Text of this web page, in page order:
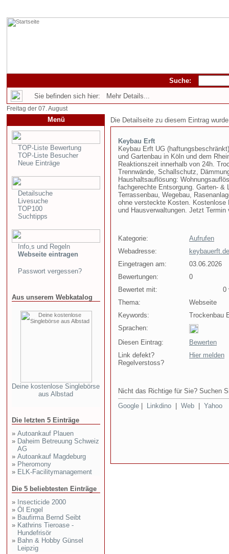
Suche:
Sie befinden sich hier: Mehr Details...
Freitag der 07. August
Menü
TOP-Liste Bewertung
TOP-Liste Besucher
Neue Einträge
Detailsuche
Livesuche
TOP100
Suchtipps
Info,s und Regeln
Webseite eintragen
Passwort vergessen?
Aus unserem Webkatalog
Deine kostenlose Singlebörse
aus Albstad
Die letzten 5 Einträge
» Autoankauf Plauen
» Daheim Betreuung Schweiz
AG
» Autoankauf Magdeburg
» Pheromony
» ELK-Facilitymanagement
Die 5 beliebtesten Einträge
» Insecticide 2000
» Öl Engel
» Baufirma Bernd Seibt
» Kathrins Tieroase -
Hundefrisör
» Bahn & Hobby Günsel
Leipzig
Die Detailseite zu diesem Eintrag
Keybau Erft
Keybau Erft UG
und Gartenbau in Köln und dem
Reaktionszeit innerhalb von 24h.
Trennwände, Schallschutz,
Haushaltsauflösung:
fachgerechte Entsorgung. Garten- &
Terrassenbau, Wegebau,
ohne versteckte Kosten. Kostenlose
und Hausverwaltungen. Jetzt Termin
Kategorie:
Aufrufen
Webadresse:
Eingetragen am:
03.06.2026
Bewertungen:
0
Bewertet mit:
0
Thema:
Webseite
Keywords:
Trockenbau
Sprachen:
Diesen Eintrag:
Bewerten
Link defekt?
Regelverstoss?
Hier melden
Nicht das Richtige für Sie? Suchen
Google
Linkdino Web Yahoo